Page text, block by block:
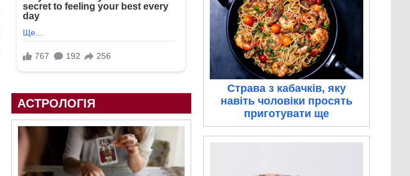
АСТРОЛОГІЯ
Страва з кабачків, яку
навіть чоловіки просять
приготувати ще